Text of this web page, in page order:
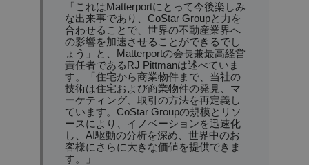
「これはMatterportにとって今後楽しみ
な出来事であり、CoStar Groupと力を
合わせることで、世界の不動産業界へ
の影響を加速させることができるでし
ょう」と、Matterportの会長兼最高経営
責任者であるRJ Pittmanは述べていま
す。「住宅から商業物件まで、当社の
技術は住宅および商業物件の発見、マ
ーケティング、取引の方法を再定義し
ています。CoStar Groupの規模とリソ
ースにより、イノベーションを迅速化
し、AI駆動の分析を深め、世界中のお
客様にさらに大きな価値を提供できま
す。」